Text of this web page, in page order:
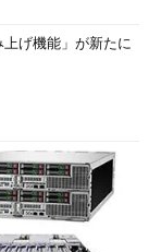
げ機能」が新たに